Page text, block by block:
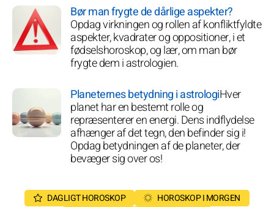
Bør man frygte de dårlige aspekter?
Opdag virkningen og rollen af konfliktfyldte
aspekter, kvadrater og oppositioner, i et
fødselshoroskop, og lær, om man bør
frygte dem i astrologien.
Planeternes betydning i astrologiHver
planet har en bestemt rolle og
repræsenterer en energi. Dens indflydelse
afhænger af det tegn, den befinder sig i!
Opdag betydningen af de planeter, der
bevæger sig over os!
DAGLIGT HOROSKOP
HOROSKOP I MORGEN